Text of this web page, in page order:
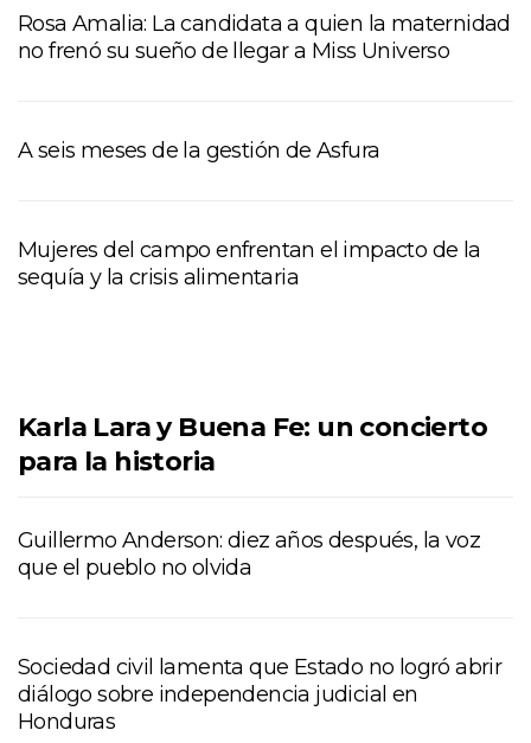
Rosa Amalia: La candidata a quien la maternidad
no frenó su sueño de llegar a Miss Universo
A seis meses de la gestión de Asfura
Mujeres del campo enfrentan el impacto de la
sequía y la crisis alimentaria
Karla Lara y Buena Fe: un concierto
para la historia
Guillermo Anderson: diez años después, la voz
que el pueblo no olvida
Sociedad civil lamenta que Estado no logró abrir
diálogo sobre independencia judicial en
Honduras